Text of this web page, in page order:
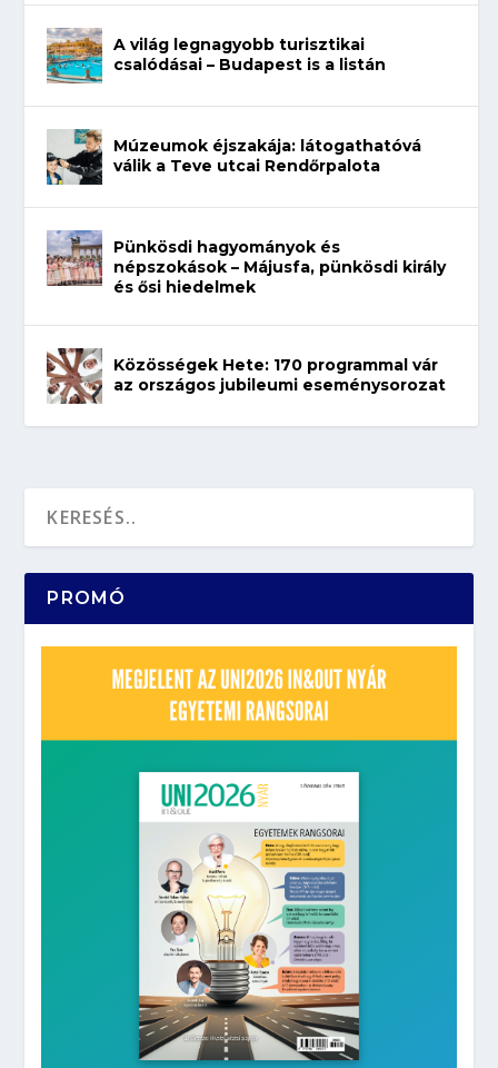
A világ legnagyobb turisztikai
csalódásai – Budapest is a listán
Múzeumok éjszakája: látogathatóvá
válik a Teve utcai Rendőrpalota
Pünkösdi hagyományok és
népszokások – Májusfa, pünkösdi király
és ősi hiedelmek
Közösségek Hete: 170 programmal vár
az országos jubileumi eseménysorozat
PROMÓ